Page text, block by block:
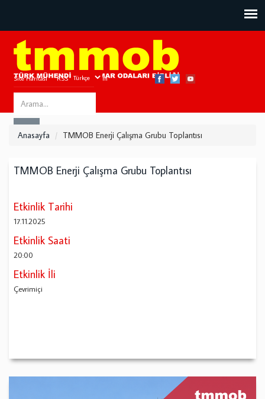
Site Haritası RSS Bize Ulaşın
Search
this
Anasayfa TMMOB Enerji Çalışma Grubu Toplantısı
TMMOB Enerji Çalışma Grubu Toplantısı
Etkinlik Tarihi
17.11.2025
Etkinlik Saati
20:00
Etkinlik İli
Çevrimiçi